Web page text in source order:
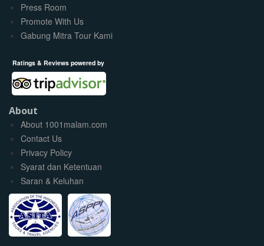
Press Room
Promote With Us
Gabung Mitra Tour Kami
Ratings & Reviews powered by
About
About 1001malam.com
Contact Us
Privacy Policy
Syarat dan Ketentuan
Saran & Keluhan